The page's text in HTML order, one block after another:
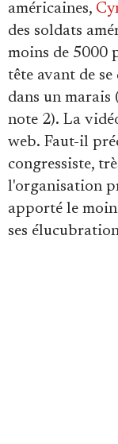
américaines,
des soldats
moins de 5000
tête avant de
dans un
note 2). La
web. Faut-il
congressiste,
l'organisation
apporté le
ses